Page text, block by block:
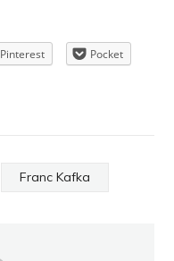
Pinterest
Pocket
Franc Kafka